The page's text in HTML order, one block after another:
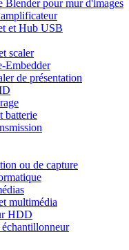
Blender pour mur d'images
et Hub USB
scaler
Embedder
de présentation
batterie
ou de capture
multimédia
HDD